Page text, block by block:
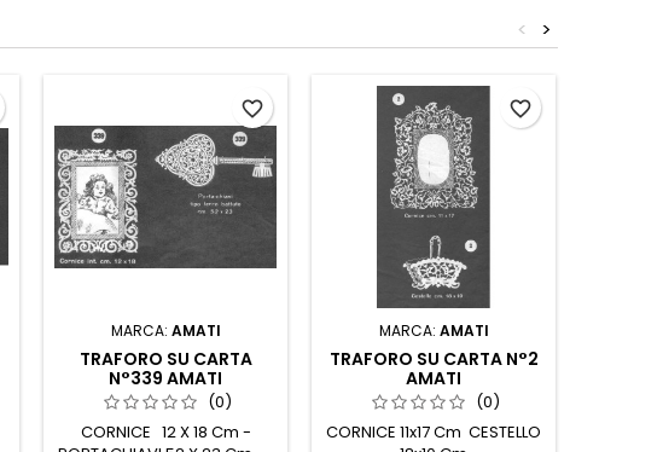
>
<
MARCA: AMATI
TRAFORO SU CARTA
N°339 AMATI
(0)
CORNICE 12 X 18 Cm -
favorite_border
MARCA: AMATI
TRAFORO SU CARTA N°2
AMATI
(0)
CORNICE 11x17 Cm CESTELLO
favorite_border